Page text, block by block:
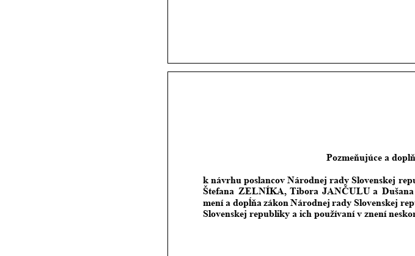
Pozmeňujúce a
k návrhu poslancov Národnej rady Slovenskej
Štefana ZELNÍKA, Tibora JANČULU a Dušana
mení a dopĺňa zákon Národnej rady Slovenskej
Slovenskej republiky a ich používaní v znení